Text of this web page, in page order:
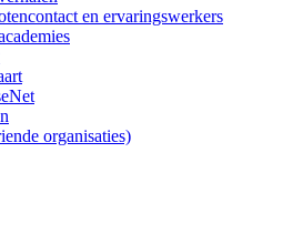
en ervaringswerkers
organisaties)